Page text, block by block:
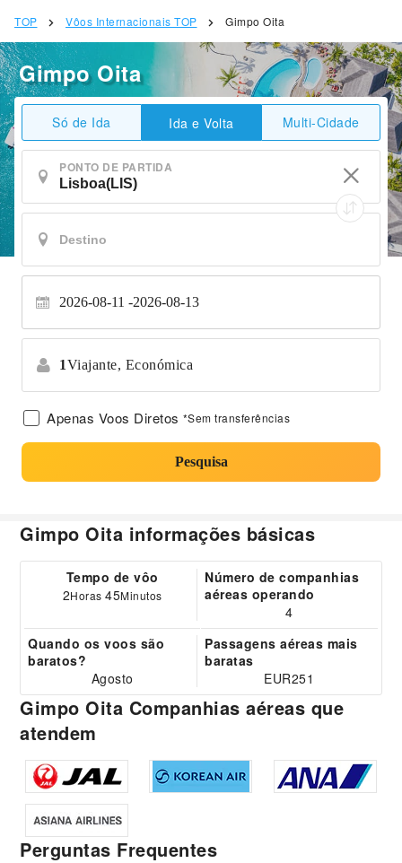
TOP Vôos Internacionais TOP Gimpo Oita
Gimpo Oita
Só de Ida Ida e Volta Multi-Cidade
PONTO DE PARTIDA
2026-08-11 2026-08-13
1Viajante, Económica
Apenas Voos Diretos *Sem transferências
Pesquisa
Gimpo Oita informações básicas
Tempo de vôo
2Horas45Minutos
Número de companhias
aéreas operando
4
Quando os voos são
baratos?
Agosto
Passagens aéreas mais
baratas
EUR251
Gimpo Oita Companhias aéreas que
atendem
Perguntas Frequentes